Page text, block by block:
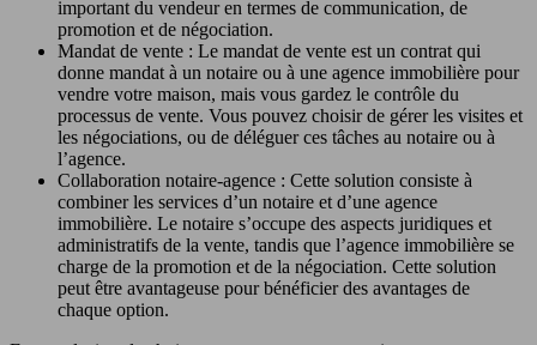
important du vendeur en termes de communication, de
promotion et de négociation.
Mandat de vente : Le mandat de vente est un contrat qui
donne mandat à un notaire ou à une agence immobilière pour
vendre votre maison, mais vous gardez le contrôle du
processus de vente. Vous pouvez choisir de gérer les visites et
les négociations, ou de déléguer ces tâches au notaire ou à
l’agence.
Collaboration notaire-agence : Cette solution consiste à
combiner les services d’un notaire et d’une agence
immobilière. Le notaire s’occupe des aspects juridiques et
administratifs de la vente, tandis que l’agence immobilière se
charge de la promotion et de la négociation. Cette solution
peut être avantageuse pour bénéficier des avantages de
chaque option.